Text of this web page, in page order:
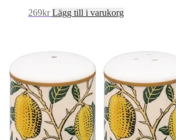
269kr Lägg till i varukorg